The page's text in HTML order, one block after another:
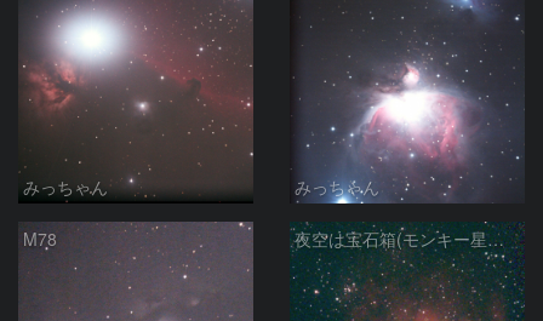
みっちゃん みっちゃん
M78 夜空は宝石箱(モンキー星雲 NGC2174) Seestar50